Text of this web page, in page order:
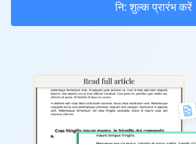
नि: शुल्क प्रारंभ करें